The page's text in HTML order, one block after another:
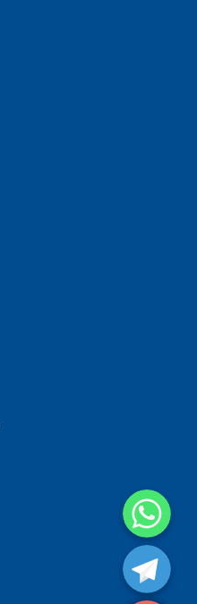
WhatsApp
Telegram